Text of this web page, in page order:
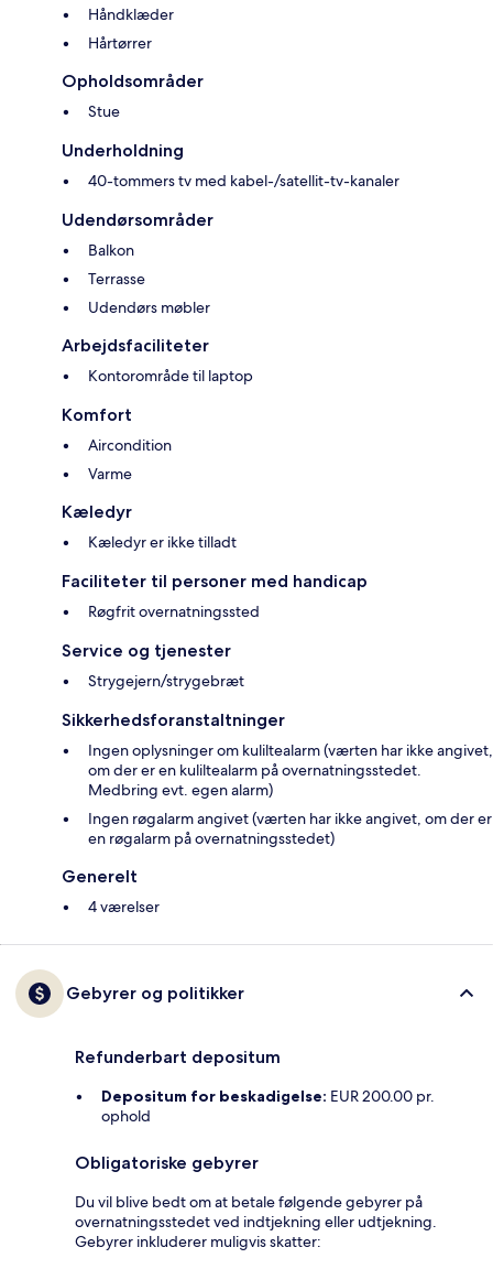
Håndklæder
Hårtørrer
Opholdsområder
Stue
Underholdning
40-tommers tv med kabel-/satellit-tv-kanaler
Udendørsområder
Balkon
Terrasse
Udendørs møbler
Arbejdsfaciliteter
Kontorområde til laptop
Komfort
Aircondition
Varme
Kæledyr
Kæledyr er ikke tilladt
Faciliteter til personer med handicap
Røgfrit overnatningssted
Service og tjenester
Strygejern/strygebræt
Sikkerhedsforanstaltninger
Ingen oplysninger om kuliltealarm (værten har ikke angivet,
om der er en kuliltealarm på overnatningsstedet.
Medbring evt. egen alarm)
Ingen røgalarm angivet (værten har ikke angivet, om der er
en røgalarm på overnatningsstedet)
Generelt
4 værelser
Gebyrer og politikker
Refunderbart depositum
Depositum for beskadigelse: EUR 200.00 pr.
ophold
Obligatoriske gebyrer
Du vil blive bedt om at betale følgende gebyrer på
overnatningsstedet ved indtjekning eller udtjekning.
Gebyrer inkluderer muligvis skatter: